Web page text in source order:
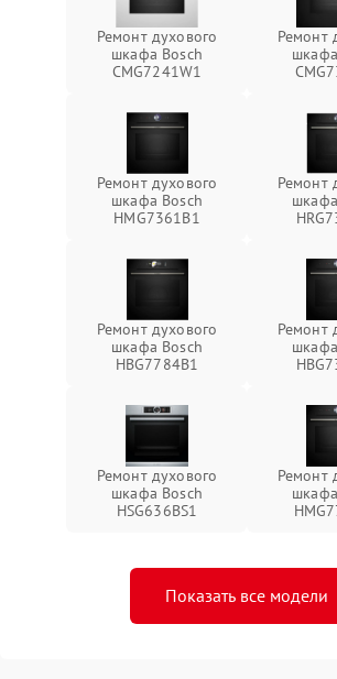
Ремонт духового
шкафа Bosch
CMG7241W1
Ремонт
Ремонт духового
шкафа Bosch
HMG7361B1
Ремонт
Ремонт духового
шкафа Bosch
HBG7784B1
Ремонт
Ремонт духового
шкафа Bosch
HSG636BS1
Ремонт
Показать все модели